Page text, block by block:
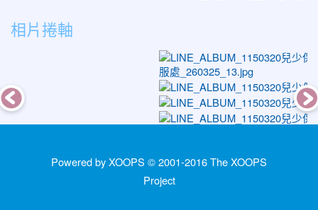
相片捲軸
Powered by XOOPS © 2001-2016The XOOPS
Project